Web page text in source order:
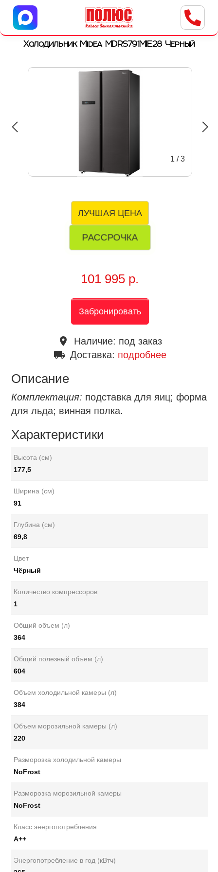
Центр бытовой техники
г. Ульяновск, ул. Пушкарева, 8a
Холодильник Midea MDRS791MIE28 Черный
1 /3
ЛУЧШАЯ ЦЕНА
РАССРОЧКА
101 995 р.
Забронировать
place Наличие: под заказ
local_shipping Доставка: подробнее
Описание
Комплектация: подставка для яиц; форма
для льда; винная полка.
Характеристики
Высота (см)
177,5
Ширина (см)
91
Глубина (см)
69,8
Цвет
Чёрный
Количество компрессоров
1
Общий объем (л)
364
Общий полезный объем (л)
604
Объем холодильной камеры (л)
384
Объем морозильной камеры (л)
220
Разморозка холодильной камеры
NoFrost
Разморозка морозильной камеры
NoFrost
Класс энергопотребления
А++
Энергопотребление в год (кВтч)